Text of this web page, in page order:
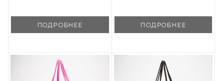
ПОДРОБНЕЕ ПОДРОБНЕЕ